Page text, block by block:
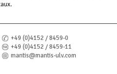
+49 (0)4152 / 8459-0
+49 (0)4152 / 8459-11
mantis@mantis-ulv.com